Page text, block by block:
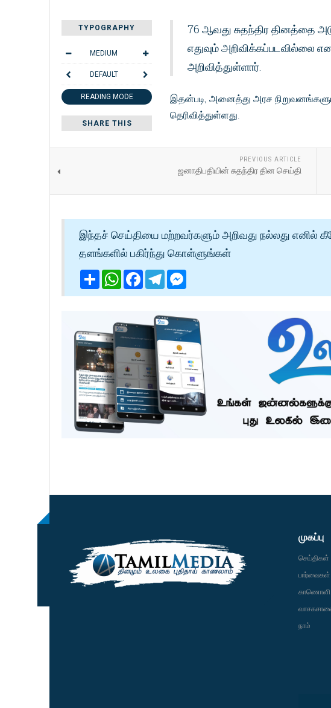
TYPOGRAPHY
MEDIUM
DEFAULT
READING MODE
SHARE THIS
76 ஆவது சுதந்திர தினத்தை
எதுவும் அறிவிக்கப்படவில்லை
அறிவித்துள்ளார்.
இதன்படி, அனைத்து அரச
தெரிவித்துள்ளது.
PREVIOUS ARTICLE
ஜனாதிபதியின் சுதந்திர தின செய்தி
இந்தச் செய்தியை மற்றவர்களும் அறிவது நல்லது எனில்
தளங்களில் பகிர்ந்து கொள்ளுங்கள்
ShareWhatsApp
Facebook
Telegram
முகப்பு
செய்திகள்
பார்வைகள்
காணொளி
நாம்